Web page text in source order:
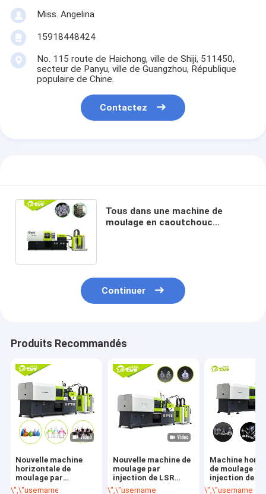
Miss. Angelina
15918448424
No. 115 route de Haichong, ville de Shiji, 511450,
secteur de Panyu, ville de Guangzhou, République
populaire de Chine.
Contactez
Tous dans une machine de
moulage en caoutchouc
Continuer
Produits Recommandés
Nouvelle machine
horizontale de
moulage par
injection de LSR
\",\"username\":\"Bryant\"}","","","","meilleur prix");' class="getbtn
Nouvelle machine de
moulage par
injection de LSR
produisant le
\",\"username\":\"Bryant\"}","","","","meilleur
Machine
de moulage
injection de
de Lqiuid de